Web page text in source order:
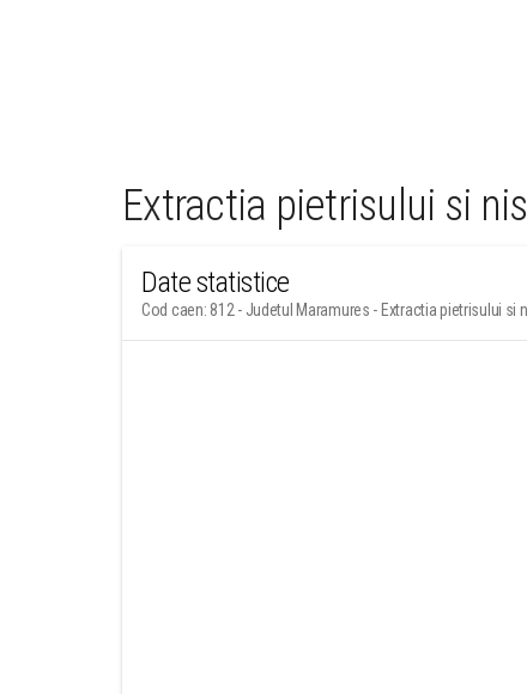
Extractia pietrisului si
Date statistice
Cod caen: 812 - Judetul Maramures - Extractia pietrisului si